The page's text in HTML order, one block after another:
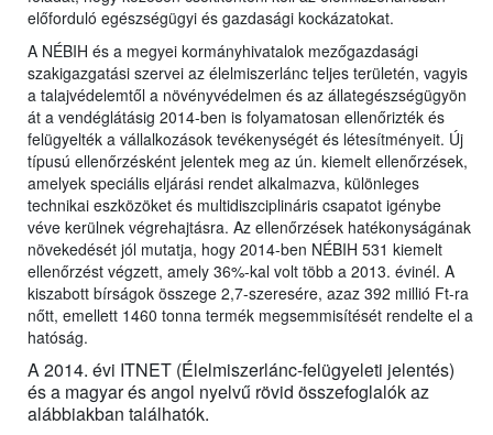
előforduló egészségügyi és gazdasági kockázatokat.
A NÉBIH és a megyei kormányhivatalok mezőgazdasági
szakigazgatási szervei az élelmiszerlánc teljes területén, vagyis
a talajvédelemtől a növényvédelmen és az állategészségügyön
át a vendéglátásig 2014-ben is folyamatosan ellenőrizték és
felügyelték a vállalkozások tevékenységét és létesítményeit. Új
típusú ellenőrzésként jelentek meg az ún. kiemelt ellenőrzések,
amelyek speciális eljárási rendet alkalmazva, különleges
technikai eszközöket és multidiszciplináris csapatot igénybe
véve kerülnek végrehajtásra. Az ellenőrzések hatékonyságának
növekedését jól mutatja, hogy 2014-ben NÉBIH 531 kiemelt
ellenőrzést végzett, amely 36%-kal volt több a 2013. évinél. A
kiszabott bírságok összege 2,7-szeresére, azaz 392 millió Ft-ra
nőtt, emellett 1460 tonna termék megsemmisítését rendelte el a
hatóság.
A 2014. évi ITNET (Élelmiszerlánc-felügyeleti jelentés)
és a magyar és angol nyelvű rövid összefoglalók az
alábbiakban találhatók.